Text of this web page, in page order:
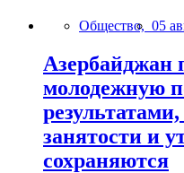
Общество, 05
Азербайджан
молодежную
занятости и
сохраняются